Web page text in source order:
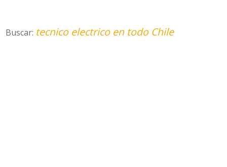
Buscar: tecnico electrico en todo Chile